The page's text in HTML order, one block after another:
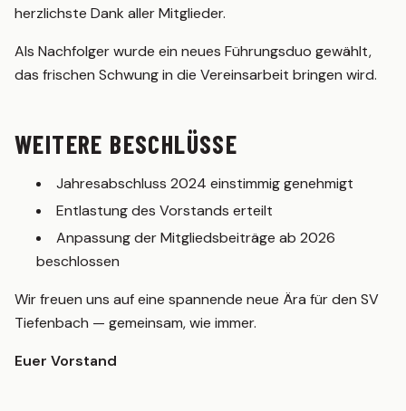
E-Junioren (U10/U11)
D-Junioren (U12/U13)
AH
herzlichste Dank aller Mitglieder.
Als Nachfolger wurde ein neues Führungsduo gewählt,
das frischen Schwung in die Vereinsarbeit bringen wird.
WEITERE BESCHLÜSSE
Jahresabschluss 2024 einstimmig genehmigt
Entlastung des Vorstands erteilt
Anpassung der Mitgliedsbeiträge ab 2026
beschlossen
Wir freuen uns auf eine spannende neue Ära für den SV
Tiefenbach — gemeinsam, wie immer.
Euer Vorstand